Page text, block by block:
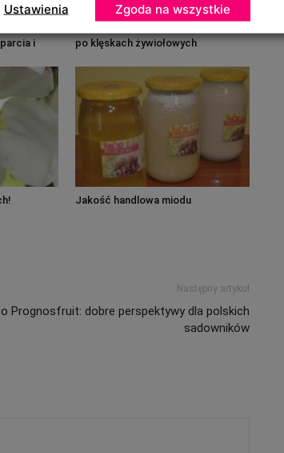
z
i
po klęskach żywiołowych
Jakość handlowa miodu
Następny artykuł
Prognosfruit: dobre perspektywy dla polskich
sadowników
Ustawienia Zgoda na wszystkie